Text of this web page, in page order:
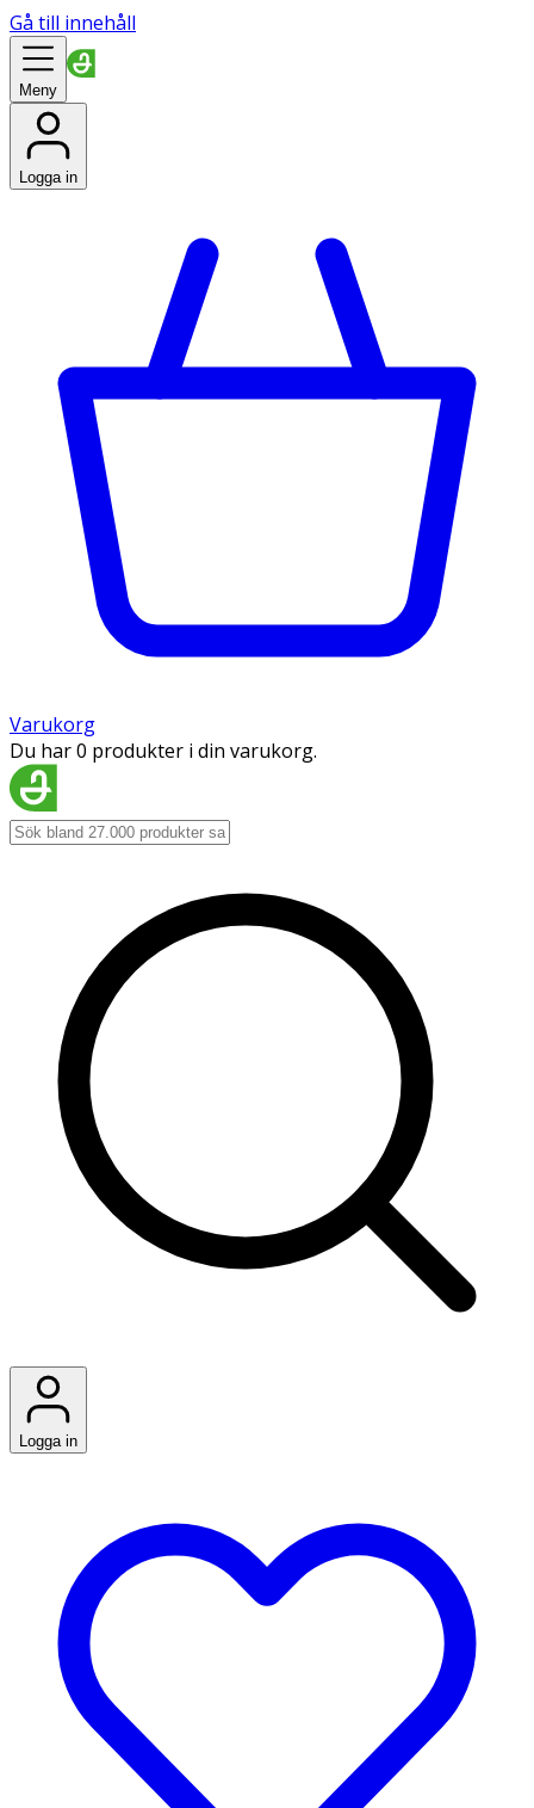
Gå till innehåll
Meny
Logga in
Varukorg
Du har 0 produkter i din varukorg.
Logga in